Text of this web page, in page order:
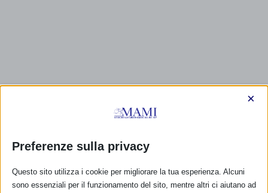
Non ci sono eventi
Preferenze sulla privacy
×
Questo sito utilizza i cookie per migliorare la tua esperienza. Alcuni
sono essenziali per il funzionamento del sito, mentre altri ci aiutano ad